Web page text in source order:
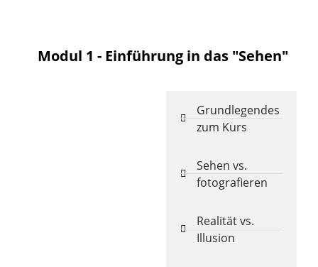
Modul 1 - Einführung in das "Sehen"
Grundlegendes
zum Kurs
Sehen vs.
fotografieren
Realität vs.
Illusion